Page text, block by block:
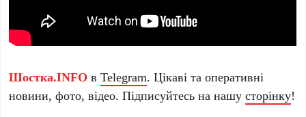
Шостка.INFO вTelegram. Цікаві та оперативні
новини, фото, відео. Підписуйтесь на нашусторінку!